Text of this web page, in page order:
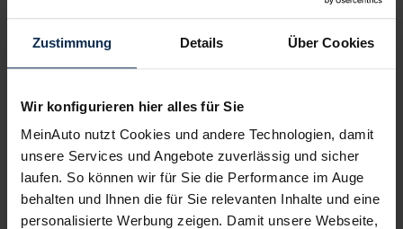
Zustimmung Details Über Cookies
Wir konfigurieren hier alles für Sie
MeinAuto nutzt Cookies und andere Technologien, damit
unsere Services und Angebote zuverlässig und sicher
laufen. So können wir für Sie die Performance im Auge
behalten und Ihnen die für Sie relevanten Inhalte und eine
personalisierte Werbung zeigen. Damit unsere Webseite,
UVP:19.990 €
bis zu 11%Maximalrabatt heute